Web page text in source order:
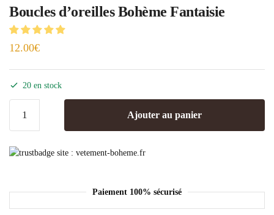
Boucles d’oreilles Bohème Fantaisie
12.00€
20 en stock
Ajouter au panier
Paiement 100% sécurisé